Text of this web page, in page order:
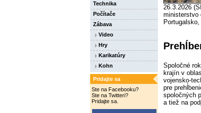
Technika
Počítače
Zábava
Video
Hry
Karikatúry
Kohn
Pridajte sa
Ste na Facebooku?
Ste na Twitteri?
Pridajte sa.
26.3.2026
ministerstvo
Spoločné
krajín v
vojensko-
pre
spoločných
a tiež na